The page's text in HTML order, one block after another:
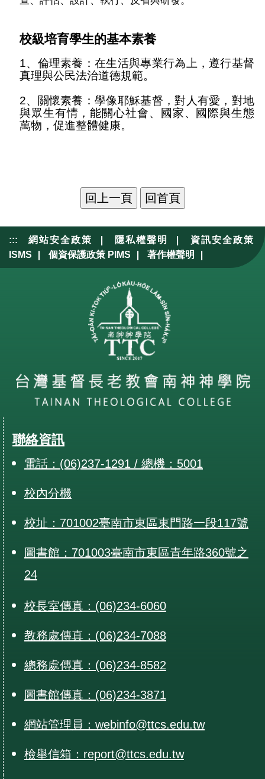
校級培育學生的基本素養
1、倫理素養：在生活與專業行為上，遵行基督
真理與公民法治道德規範。
2、關懷素養：學像耶穌基督，對人有愛，對地
與眾生有情，能關心社會、國家、國際與生態
萬物，促進整體健康。
::: 網站安全政策 | 隱私權聲明 |
資訊安全政策
ISMS
| 個資保護政策 PIMS | 著作權聲明 |
聯絡資訊
電話：(06)237-1291 / 總機：5001
校內分機
校址：701002臺南市東區東門路一段117號
圖書館：701003臺南市東區青年路360號之
24
校長室傳真：(06)234-6060
教務處傳真：(06)234-7088
總務處傳真：(06)234-8582
圖書館傳真：(06)234-3871
網站管理員：webinfo@ttcs.edu.tw
檢舉信箱：report@ttcs.edu.tw